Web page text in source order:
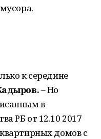
к середине
– Но
в
РБ от 12.10 2017
домов с